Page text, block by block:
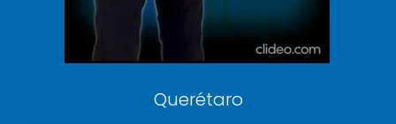
Aviso Oportuno
Consultas
Querétaro